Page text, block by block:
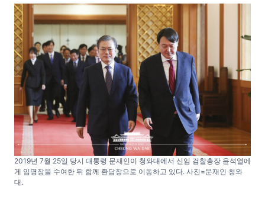
2019년 7월 25일 당시 대통령 문재인이 청와대에서 신임 검찰총장 윤석열에
게 임명장을 수여한 뒤 함께 환담장으로 이동하고 있다. 사진=문재인 청와
대.